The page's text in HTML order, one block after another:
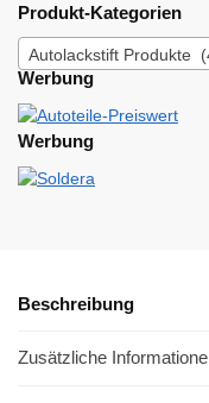
Produkt-Kategorien
Autolackstift Produkte
Werbung
Werbung
Beschreibung
Zusätzliche